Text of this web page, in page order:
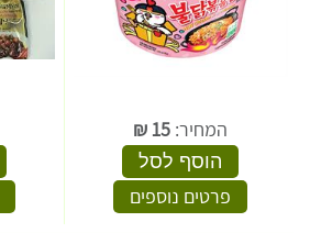
המחיר: 15
₪
הוסף לסל
פרטים נוספים